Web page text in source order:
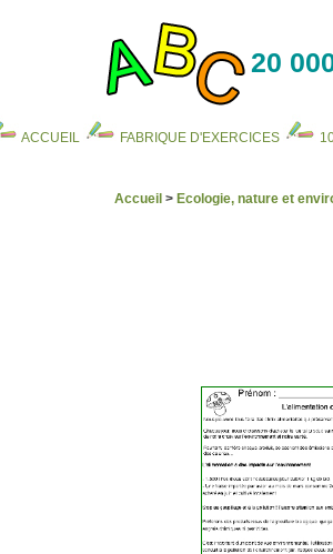
20
ACCUEIL FABRIQUE D'EXERCICES
Accueil > Ecologie, nature et